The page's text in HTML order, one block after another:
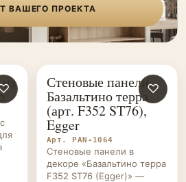
ВАШЕГО ПРОЕКТА
СТЕНОВЫЕ
ПАНЕЛИ НА ЗАКАЗ
♡
Стеновые панели
Базальтино терра
(арт. F352 ST76),
Egger
Арт. PAN-1064
Стеновые панели в
декоре «Базальтино терра
F352 ST76 (Egger)» —